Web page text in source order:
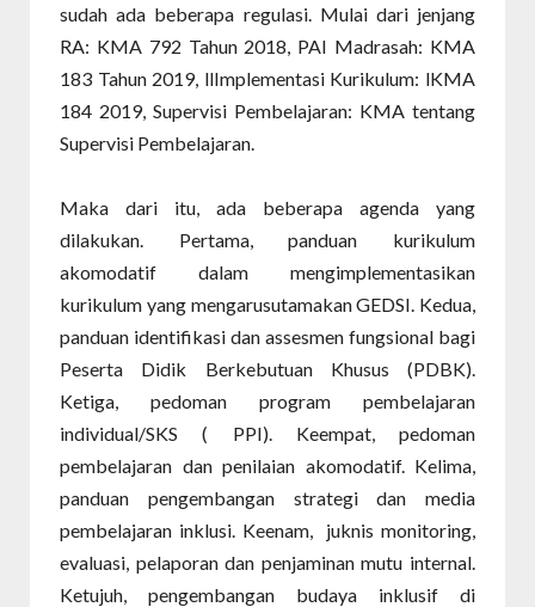
sudah ada beberapa regulasi. Mulai dari jenjang
RA: KMA 792 Tahun 2018, PAI Madrasah: KMA
183 Tahun 2019, llImplementasi Kurikulum: lKMA
184 2019, Supervisi Pembelajaran: KMA tentang
Supervisi Pembelajaran.
Maka dari itu, ada beberapa agenda yang
dilakukan. Pertama, panduan kurikulum
akomodatif dalam mengimplementasikan
kurikulum yang mengarusutamakan GEDSI. Kedua,
panduan identifikasi dan assesmen fungsional bagi
Peserta Didik Berkebutuan Khusus (PDBK).
Ketiga, pedoman program pembelajaran
individual/SKS ( PPI). Keempat, pedoman
pembelajaran dan penilaian akomodatif. Kelima,
panduan pengembangan strategi dan media
pembelajaran inklusi. Keenam, juknis monitoring,
evaluasi, pelaporan dan penjaminan mutu internal.
Ketujuh, pengembangan budaya inklusif di